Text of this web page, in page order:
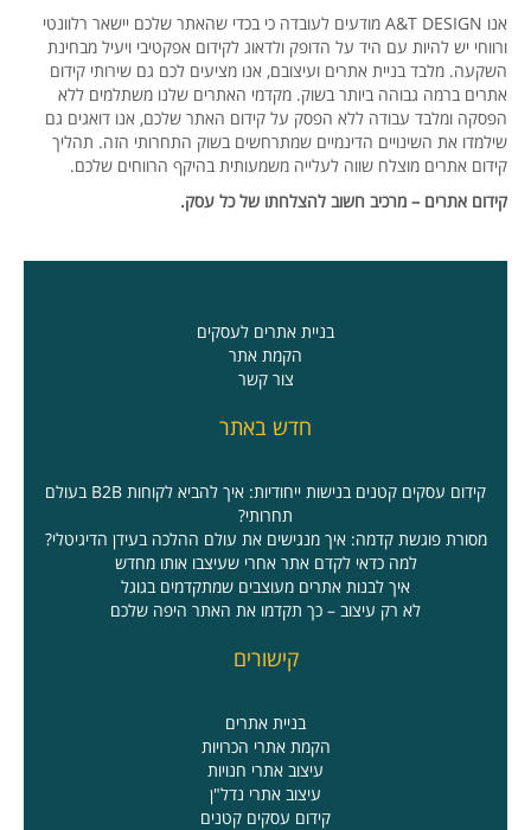
אנו A&T DESIGN מודעים לעובדה כי בכדי שהאתר שלכם יישאר רלוונטי
ורווחי יש להיות עם היד על הדופק ולדאוג לקידום אפקטיבי ויעיל מבחינת
השקעה. מלבד בניית אתרים ועיצובם, אנו מציעים לכם גם שירותי קידום
אתרים ברמה גבוהה ביותר בשוק. מקדמי האתרים שלנו משתלמים ללא
הפסקה ומלבד עבודה ללא הפסק על קידום האתר שלכם, אנו דואגים גם
שילמדו את השינויים הדינמיים שמתרחשים בשוק התחרותי הזה. תהליך
קידום אתרים מוצלח שווה לעלייה משמעותית בהיקף הרווחים שלכם.
קידום אתרים – מרכיב חשוב להצלחתו של כל עסק.
בניית אתרים לעסקים
הקמת אתר
צור קשר
חדש באתר
קידום עסקים קטנים בנישות ייחודיות: איך להביא לקוחות B2B בעולם
תחרותי?
מסורת פוגשת קדמה: איך מנגישים את עולם ההלכה בעידן הדיגיטלי?
למה כדאי לקדם אתר אחרי שעיצבו אותו מחדש
איך לבנות אתרים מעוצבים שמתקדמים בגוגל
לא רק עיצוב – כך תקדמו את האתר היפה שלכם
קישורים
בניית אתרים
הקמת אתרי הכרויות
עיצוב אתרי חנויות
עיצוב אתרי נדל"ן
קידום עסקים קטנים